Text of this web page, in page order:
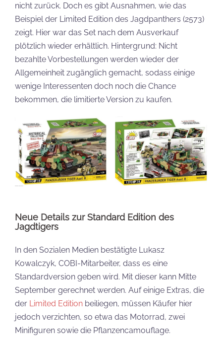
nicht zurück. Doch es gibt Ausnahmen, wie das
Beispiel der Limited Edition des Jagdpanthers (2573)
zeigt. Hier war das Set nach dem Ausverkauf
plötzlich wieder erhältlich. Hintergrund: Nicht
bezahlte Vorbestellungen werden wieder der
Allgemeinheit zugänglich gemacht, sodass einige
wenige Interessenten doch noch die Chance
bekommen, die limitierte Version zu kaufen.
Neue Details zur Standard Edition des
Jagdtigers
In den Sozialen Medien bestätigte Lukasz
Kowalczyk, COBI-Mitarbeiter, dass es eine
Standardversion geben wird. Mit dieser kann Mitte
September gerechnet werden. Auf einige Extras, die
der Limited Edition beiliegen, müssen Käufer hier
jedoch verzichten, so etwa das Motorrad, zwei
Minifiguren sowie die Pflanzencamouflage.